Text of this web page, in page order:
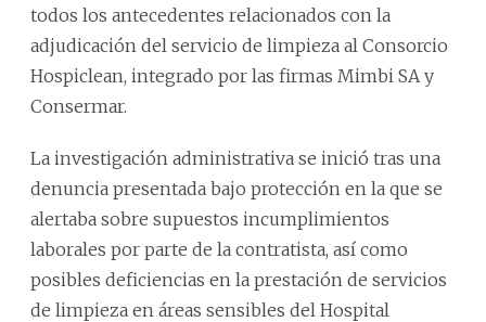
todos los antecedentes relacionados con la
adjudicación del servicio de limpieza al Consorcio
Hospiclean, integrado por las firmas Mimbi SA y
Consermar.
La investigación administrativa se inició tras una
denuncia presentada bajo protección en la que se
alertaba sobre supuestos incumplimientos
laborales por parte de la contratista, así como
posibles deficiencias en la prestación de servicios
de limpieza en áreas sensibles del Hospital